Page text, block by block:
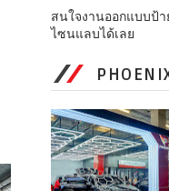
สนใจงานออกแบบป้
ไซนแลบได้เลย